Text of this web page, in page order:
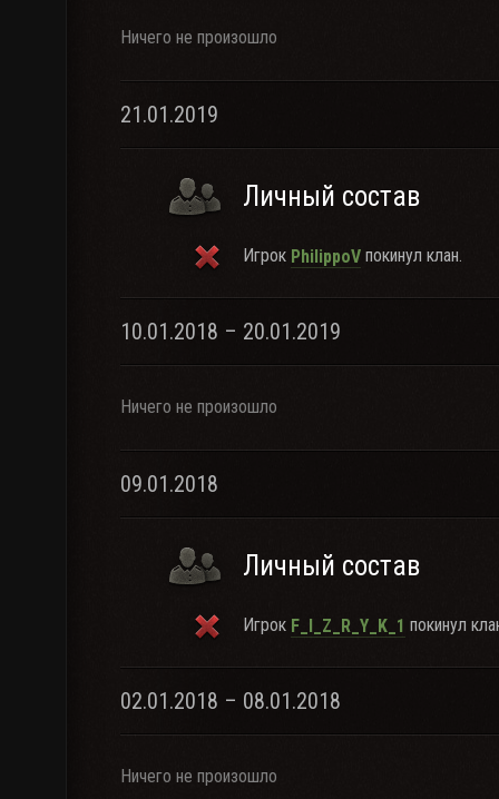
Ничего не произошло
21.01.2019
Личный состав
Игрок PhilippoV покинул клан.
10.01.2018 – 20.01.2019
Ничего не произошло
09.01.2018
Личный состав
Игрок F_I_Z_R_Y_K_1 покинул
02.01.2018 – 08.01.2018
Ничего не произошло